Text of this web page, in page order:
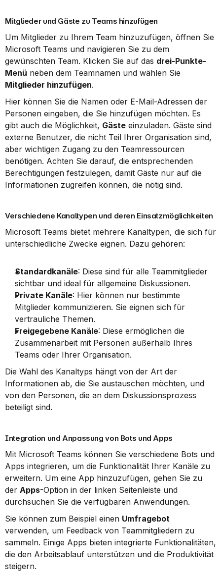
Mitglieder und Gäste zu Teams hinzufügen
Um Mitglieder zu Ihrem Team hinzuzufügen, öffnen Sie
Microsoft Teams und navigieren Sie zu dem
gewünschten Team. Klicken Sie auf das drei-Punkte-
Menü
Mitglieder hinzufügen.
Hier können Sie die Namen oder E-Mail-Adressen der
Personen eingeben, die Sie hinzufügen möchten. Es
gibt auch die Möglichkeit, Gäste einzuladen. Gäste sind
externe Benutzer, die nicht Teil Ihrer Organisation sind,
aber wichtigen Zugang zu den Teamressourcen
benötigen. Achten Sie darauf, die entsprechenden
Berechtigungen festzulegen, damit Gäste nur auf die
Informationen zugreifen können, die nötig sind.
Verschiedene Kanaltypen und deren Einsatzmöglichkeiten
Microsoft Teams bietet mehrere Kanaltypen, die sich für
unterschiedliche Zwecke eignen. Dazu gehören:
Standardkanäle: Diese sind für alle Teammitglieder
sichtbar und ideal für allgemeine Diskussionen.
Private Kanäle: Hier können nur bestimmte
Mitglieder kommunizieren. Sie eignen sich für
vertrauliche Themen.
Freigegebene Kanäle: Diese ermöglichen die
Zusammenarbeit mit Personen außerhalb Ihres
Teams oder Ihrer Organisation.
Die Wahl des Kanaltyps hängt von der Art der
Informationen ab, die Sie austauschen möchten, und
von den Personen, die an dem Diskussionsprozess
beteiligt sind.
Integration und Anpassung von Bots und Apps
Mit Microsoft Teams können Sie verschiedene Bots und
Apps integrieren, um die Funktionalität Ihrer Kanäle zu
erweitern. Um eine App hinzuzufügen, gehen Sie zu
der Apps-Option in der linken Seitenleiste und
durchsuchen Sie die verfügbaren Anwendungen.
Sie können zum Beispiel einen Umfragebot
verwenden, um Feedback von Teammitgliedern zu
sammeln. Einige Apps bieten integrierte Funktionalitäten,
die den Arbeitsablauf unterstützen und die Produktivität
steigern.